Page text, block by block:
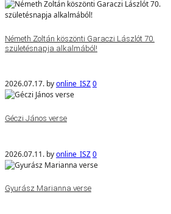
Németh Zoltán köszönti Garaczi Lászlót 70.
születésnapja alkalmából!
2026.07.17. byonline_ISZ0
Géczi János verse
2026.07.11. byonline_ISZ0
Gyurász Marianna verse